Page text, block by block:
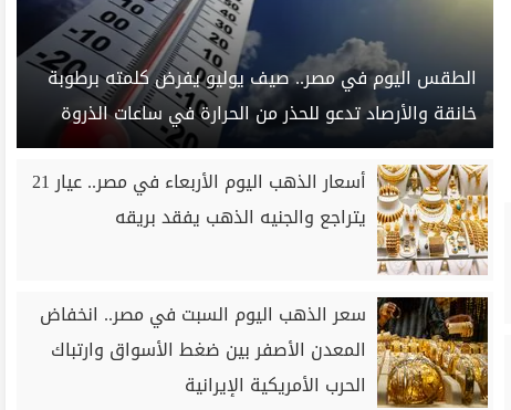
الطقس اليوم في مصر.. صيف يوليو يفرض كلمته برطوبة
خانقة والأرصاد تدعو للحذر من الحرارة في ساعات الذروة
أسعار الذهب اليوم الأربعاء في مصر.. عيار 21
يتراجع والجنيه الذهب يفقد بريقه
سعر الذهب اليوم السبت في مصر.. انخفاض
المعدن الأصفر بين ضغط الأسواق وارتباك
الحرب الأمريكية الإيرانية